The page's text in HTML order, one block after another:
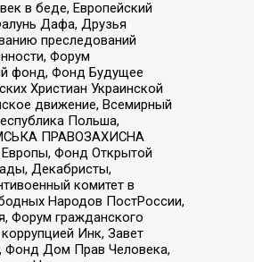
в беде, Европейский
Дафа, Друзья
преследований
Форум
фонд, Фонд Будущее
Христиан Украинской
движение, Всемирный
Польша,
ПРАВОЗАХИСНА
Европы, Фонд Открытой
Декабристы,
комитет в
Народов ПостРоссии,
Форум гражданского
Инк, Завет
Фонд Дом Прав Человека,